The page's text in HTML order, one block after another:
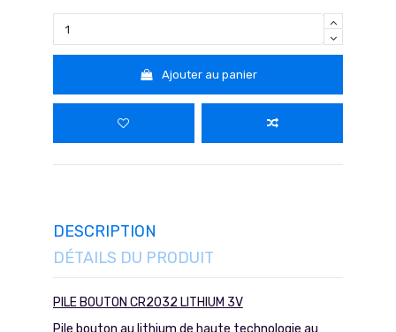
Ajouter au panier
DESCRIPTION
DÉTAILS DU PRODUIT
PILE BOUTON CR2032 LITHIUM 3V
Pile bouton au lithium de haute technologie au